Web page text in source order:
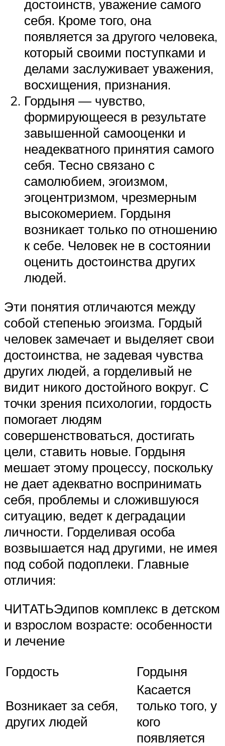
достоинств, уважение самого
себя. Кроме того, она
появляется за другого человека,
который своими поступками и
делами заслуживает уважения,
восхищения, признания.
Гордыня — чувство,
формирующееся в результате
завышенной самооценки и
неадекватного принятия самого
себя. Тесно связано с
самолюбием, эгоизмом,
эгоцентризмом, чрезмерным
высокомерием. Гордыня
возникает только по отношению
к себе. Человек не в состоянии
оценить достоинства других
людей.
Эти понятия отличаются между
собой степенью эгоизма. Гордый
человек замечает и выделяет свои
достоинства, не задевая чувства
других людей, а горделивый не
видит никого достойного вокруг. С
точки зрения психологии, гордость
помогает людям
совершенствоваться, достигать
цели, ставить новые. Гордыня
мешает этому процессу, поскольку
не дает адекватно воспринимать
себя, проблемы и сложившуюся
ситуацию, ведет к деградации
личности. Горделивая особа
возвышается над другими, не имея
под собой подоплеки. Главные
отличия:
ЧИТАТЬЭдипов комплекс в детском
и взрослом возрасте: особенности
и лечение
Гордость
Гордыня
Возникает за себя,
других людей
Касается
только того, у
кого
появляется